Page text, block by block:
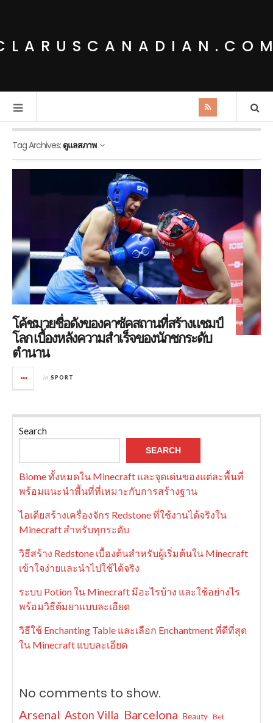
Tag Archives: ดูแลสภาพ
โค้ชมวยชื่อดังของคาซัคสถานที่สร้างแชมป์
โลก เบื้องหลังความสำเร็จของนักชกระดับ
ตำนาน
in SPORT
Search
SEARCH
Biome ทั้งหมดใน Minecraft และจุดเด่นของแต่ละพื้นที่
พร้อมแนะนำพื้นที่ที่เหมาะกับการสร้างฐาน
ไอเดียสร้างเครื่องจักร Redstone ที่ใช้งานได้จริงใน
Minecraft สำหรับทุกระดับ
วิธีสร้าง Redstone เบื้องต้นสำหรับผู้เริ่มต้นใน Minecraft
เข้าใจง่ายและนำไปใช้ได้จริง
ระบบ Potion ใน Minecraft มีอะไรบ้าง และใช้อย่างไร
พร้อมวิธีต้มยาแบบละเอียด
วิธีใช้ Enchanting Table และเลือก Enchantment ที่ดีที่สุด
ใน Minecraft แบบละเอียด
No comments to show.
Arsenal Aston Villa Barcelona Beauty Bet